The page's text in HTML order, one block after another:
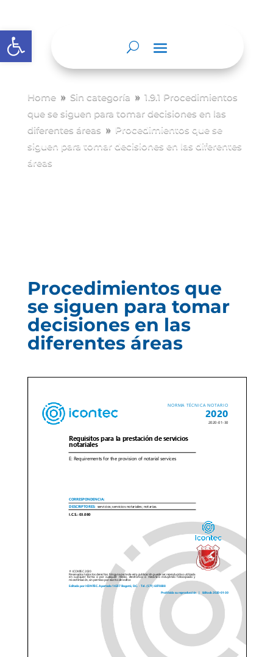
Abrir barra de herramientas
Home 9 Sin categoría 9 1.9.1 Procedimientos
que se siguen para tomar decisiones en las
diferentes áreas 9 Procedimientos que se
siguen para tomar decisiones en las diferentes
áreas
Procedimientos que
se siguen para tomar
decisiones en las
diferentes áreas